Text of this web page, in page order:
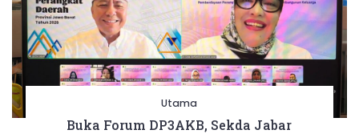
Utama
Buka Forum DP3AKB, Sekda Jabar